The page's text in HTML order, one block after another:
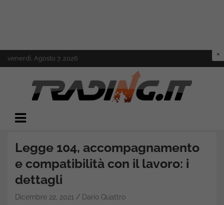
to
venerdì, Agosto 7, 2026
Trading.it
Legge 104, accompagnamento
e compatibilità con il lavoro: i
dettagli
Dicembre 22, 2021 Dario Quattro